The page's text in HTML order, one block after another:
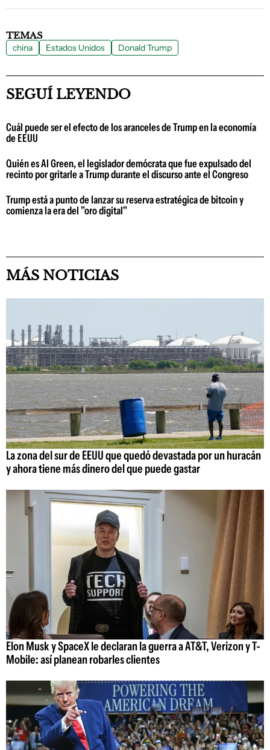
TEMAS
china Estados Unidos Donald Trump
SEGUÍ LEYENDO
Cuál puede ser el efecto de los aranceles de Trump en la economía
de EEUU
Quién es Al Green, el legislador demócrata que fue expulsado del
recinto por gritarle a Trump durante el discurso ante el Congreso
Trump está a punto de lanzar su reserva estratégica de bitcoin y
comienza la era del "oro digital"
MÁS NOTICIAS
La zona del sur de EEUU que quedó devastada por un huracán
y ahora tiene más dinero del que puede gastar
Elon Musk y SpaceX le declaran la guerra a AT&T, Verizon y T-
Mobile: así planean robarles clientes